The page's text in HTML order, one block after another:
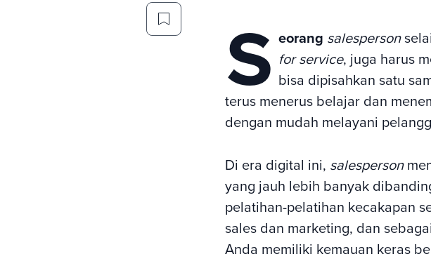
S eorang salesperson
for service, juga harus
bisa dipisahkan satu
terus menerus belajar dan
dengan mudah melayani
Di era digital ini, salesperson
yang jauh lebih banyak
pelatihan-pelatihan kecakapan
sales dan marketing, dan
Anda memiliki kemauan keras